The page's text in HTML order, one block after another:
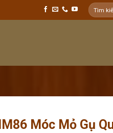
Tìm
kiếm:
Móc Mỏ Gụ